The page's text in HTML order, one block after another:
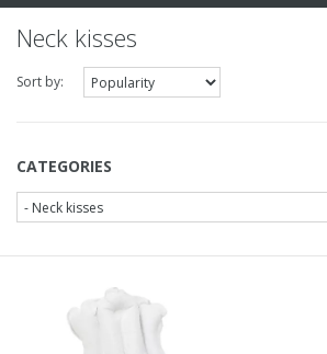
Neck kisses
Sort by:
CATEGORIES